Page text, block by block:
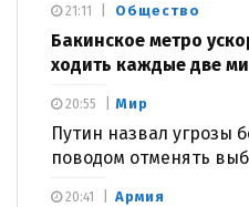
Общество
Бакинское метро
ходить каждые две
21:11
Мир
Путин назвал угрозы
поводом отменять
20:55
Армия
20:41